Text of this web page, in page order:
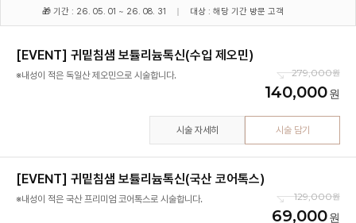
🎁 기간 : 26. 05. 01 ~ 26. 08. 31 대상 : 해당 기간 방문 고객
[EVENT] 귀밑침샘 보튤리늄톡신(수입 제오민)
※내성이 적은 독일산 제오민으로 시술합니다. 279,000
140,000
시술 자세히 시술 담기
[EVENT] 귀밑침샘 보튤리늄톡신(국산 코어톡스)
※내성이 적은 국산 프리미엄 코어톡스로 시술합니다. 129,000
69,000